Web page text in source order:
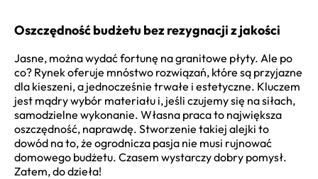
Oszczędność budżetu bez rezygnacji z jakości
Jasne, można wydać fortunę na granitowe płyty. Ale po
co? Rynek oferuje mnóstwo rozwiązań, które są przyjazne
dla kieszeni, a jednocześnie trwałe i estetyczne. Kluczem
jest mądry wybór materiału i, jeśli czujemy się na siłach,
samodzielne wykonanie. Własna praca to największa
oszczędność, naprawdę. Stworzenie takiej alejki to
dowód na to, że ogrodnicza pasja nie musi rujnować
domowego budżetu. Czasem wystarczy dobry pomysł.
Zatem, do dzieła!